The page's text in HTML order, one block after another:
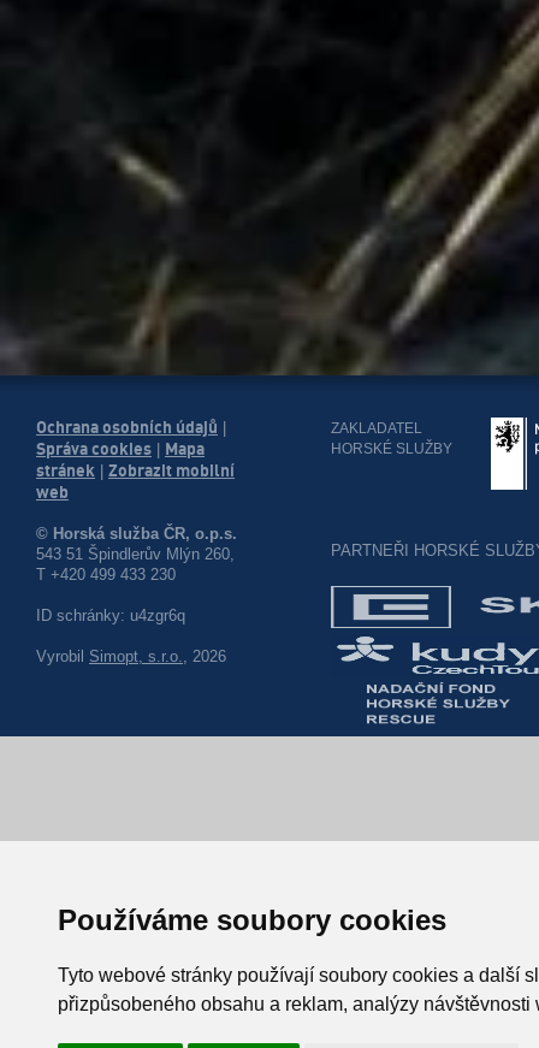
Používáme soubory cookies
Tyto webové stránky používají soubory cookies a další
přizpůsobeného obsahu a reklam, analýzy
Ochrana osobních údajů
Správa cookies
Mapa
stránek
Zobrazit mobilní
web
© Horská služba ČR, o.p.s.
543 51 Špindlerův Mlýn 260,
T +420 499 433 230
ID schránky: u4zgr6q
Vyrobil Simopt, s.r.o., 2026
ZAKLADATEL
HORSKÉ SLUŽBY
PARTNEŘI HORSKÉ